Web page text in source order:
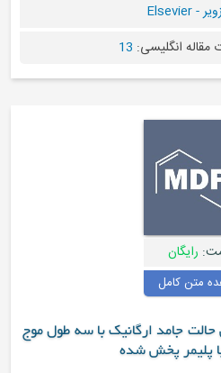
انگلیسی:13
کامل
جامد ارگانیک با سه طول موج
پخش شده